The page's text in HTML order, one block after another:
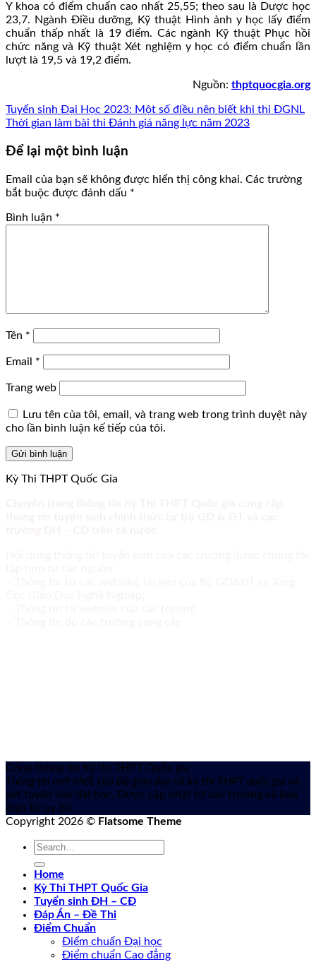
Y khoa có điểm chuẩn cao nhất 25,55; theo sau là Dược học
23,7. Ngành Điều dưỡng, Kỹ thuật Hình ảnh y học lấy điểm
chuẩn thấp nhất là 19 điểm. Các ngành Kỹ thuật Phục hồi
chức năng và Kỹ thuật Xét nghiệm y học có điểm chuẩn lần
lượt là 19,5 và 19,2 điểm.
Nguồn: thptquocgia.org
Tuyển sinh Đại Học 2023: Một số điều nên biết khi thi ĐGNL
Thời gian làm bài thi Đánh giá năng lực năm 2023
Để lại một bình luận
Email của bạn sẽ không được hiển thị công khai. Các trường
bắt buộc được đánh dấu *
Bình luận *
Tên *
Email *
Trang web
Lưu tên của tôi, email, và trang web trong trình duyệt này
cho lần bình luận kế tiếp của tôi.
Kỳ Thi THPT Quốc Gia
Cổng thông tin Kỳ thi THPT Quốc gia
Thông tin mới nhất của Bộ giáo dục về kỳ thi THPT quốc gia và
xét tuyển vào đại học. Được cập nhật từ các trường và báo
điện tử uy tín.
Copyright 2026 © Flatsome Theme
Home
Kỳ Thi THPT Quốc Gia
Tuyển sinh ĐH – CĐ
Đáp Án – Đề Thi
Điểm Chuẩn
Điểm chuẩn Đại học
Điểm chuẩn Cao đẳng